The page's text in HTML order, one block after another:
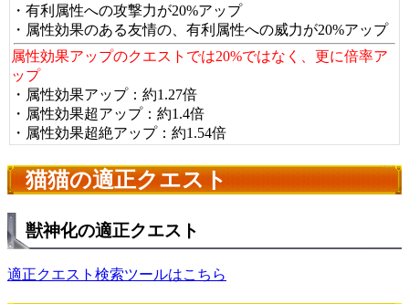
・有利属性への攻撃力が20%アップ
・属性効果のある友情の、有利属性への威力が20%アップ
属性効果アップのクエストでは20%ではなく、更に倍率ア
ップ
・属性効果アップ：約1.27倍
・属性効果超アップ：約1.4倍
・属性効果超絶アップ：約1.54倍
猫猫の適正クエスト
獣神化の適正クエスト
適正クエスト検索ツールはこちら